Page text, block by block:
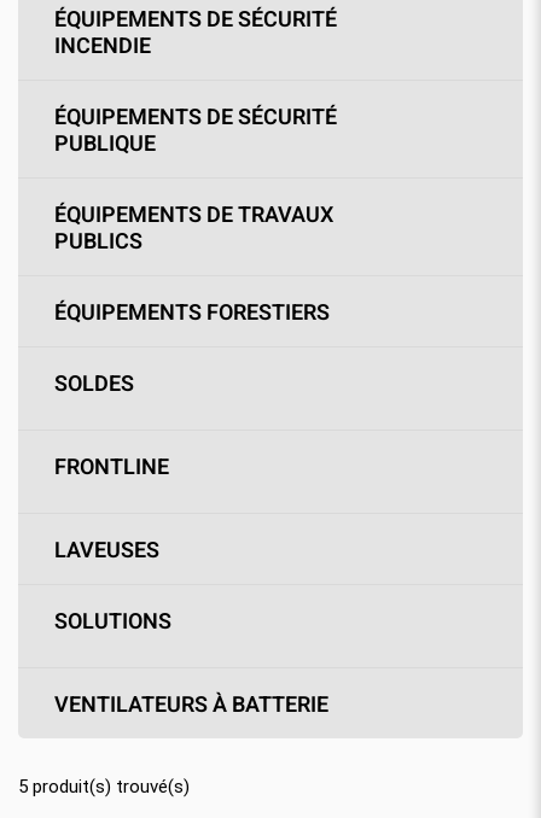
ÉQUIPEMENTS DE SÉCURITÉ
INCENDIE
ÉQUIPEMENTS DE SÉCURITÉ
PUBLIQUE
ÉQUIPEMENTS DE TRAVAUX
PUBLICS
ÉQUIPEMENTS FORESTIERS
SOLDES
FRONTLINE
LAVEUSES
SOLUTIONS
VENTILATEURS À BATTERIE
5 produit(s) trouvé(s)